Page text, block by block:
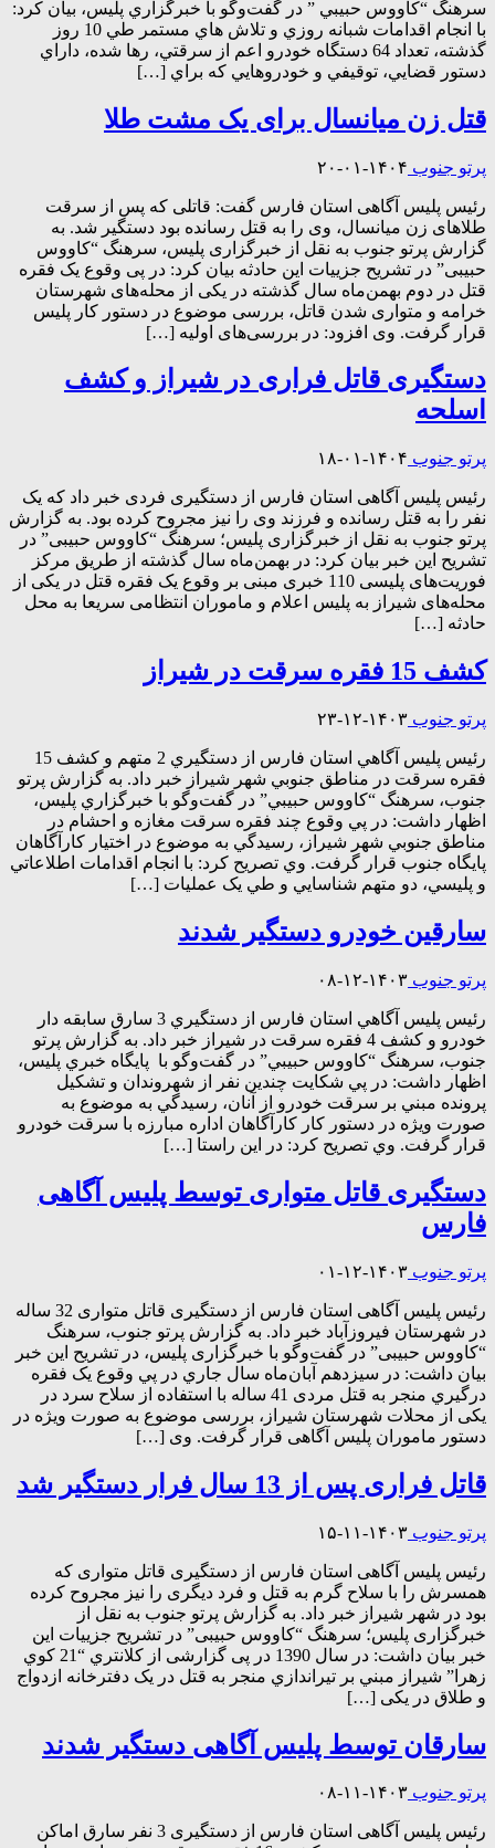
سرهنگ “کاووس حبيبي ” در گفت‌وگو با خبرگزاري پليس، بيان کرد:
با انجام اقدامات شبانه روزي و تلاش هاي مستمر طي 10 روز
گذشته، تعداد 64 دستگاه خودرو اعم از سرقتي، رها شده، داراي
دستور قضايي، توقيفي و خودروهايي که براي […]
قتل زن میانسال برای یک مشت طلا
پرتو جنوب ۱۴۰۴-۰۱-۲۰
رئیس پلیس آگاهی استان فارس گفت: قاتلی که پس از سرقت
طلاهای زن میانسال، وی را به قتل رسانده بود دستگیر شد. به
گزارش پرتو جنوب به نقل از خبرگزاری پلیس، سرهنگ “کاووس
حبیبی” در تشریح جزییات این حادثه بیان کرد: در پی وقوع یک فقره
قتل در دوم بهمن‌ماه سال گذشته در یکی از محله‌های شهرستان
خرامه و متواری شدن قاتل، بررسی موضوع در دستور کار پلیس
قرار گرفت. وی افزود: در بررسی‌های اولیه […]
دستگیری قاتل فراری در شیراز و کشف
اسلحه
پرتو جنوب ۱۴۰۴-۰۱-۱۸
رئیس پلیس آگاهی استان فارس از دستگیری فردی خبر داد که یک
نفر را به قتل رسانده و فرزند وی را نیز مجروح کرده بود. به گزارش
پرتو جنوب به نقل از خبرگزاری پلیس؛ سرهنگ “کاووس حبیبی” در
تشريح اين خبر بيان کرد: در بهمن‌ماه سال گذشته از طریق مرکز
فوریت‌های پلیسی 110 خبری مبنی بر وقوع یک فقره قتل در یکی از
محله‌های شیراز به پلیس اعلام و ماموران انتظامی سریعا به محل
حادثه […]
کشف 15 فقره سرقت در شيراز
پرتو جنوب ۱۴۰۳-۱۲-۲۳
رئيس پليس آگاهي استان فارس از دستگيري 2 متهم و کشف 15
فقره سرقت در مناطق جنوبي شهر شيراز خبر داد. به گزارش پرتو
جنوب، سرهنگ “کاووس حبيبي” در گفت‌وگو با خبرگزاري پليس،
اظهار داشت: در پي وقوع چند فقره سرقت مغازه و احشام در
مناطق جنوبي شهر شيراز، رسيدگي به موضوع در اختيار کارآگاهان
پايگاه جنوب قرار گرفت. وي تصريح کرد: با انجام اقدامات اطلاعاتي
و پليسي، دو متهم شناسايي و طي يک عمليات […]
سارقين خودرو دستگير شدند
پرتو جنوب ۱۴۰۳-۱۲-۰۸
رئيس پليس آگاهي استان فارس از دستگيري 3 سارق سابقه دار
خودرو و کشف 4 فقره سرقت در شيراز خبر داد. به گزارش پرتو
جنوب، سرهنگ “کاووس حبيبي” در گفت‌وگو با پايگاه خبري پليس،
اظهار داشت: در پي شکايت چندين نفر از شهروندان و تشکيل
پرونده مبني بر سرقت خودرو از آنان، رسيدگي به موضوع به
صورت ويژه در دستور کار کارآگاهان اداره مبارزه با سرقت خودرو
قرار گرفت. وي تصريح کرد: در اين راستا […]
دستگیری قاتل متواری توسط پلیس آگاهی
فارس
پرتو جنوب ۱۴۰۳-۱۲-۰۱
رئیس پلیس آگاهی استان فارس از دستگیری قاتل متواری 32 ساله
در شهرستان فیروزآباد خبر داد. به گزارش پرتو جنوب، سرهنگ
“کاووس حبیبی” در گفت‌وگو با خبرگزاری پلیس، در تشریح این خبر
بیان داشت: در سیزدهم آبان‌ماه سال جاري در پي وقوع یک فقره
درگيري منجر به قتل مردی 41 ساله با استفاده از سلاح سرد در
یکی از محلات شهرستان شیراز، بررسی موضوع به صورت ویژه در
دستور ماموران پلیس آگاهی قرار گرفت. وی […]
قاتل فراری پس از 13 سال فرار دستگیر شد
پرتو جنوب ۱۴۰۳-۱۱-۱۵
رئیس پلیس آگاهی استان فارس از دستگیری قاتل متواری که
همسرش را با سلاح گرم به قتل و فرد دیگری را نیز مجروح کرده
بود در شهر شیراز خبر داد. به گزارش پرتو جنوب به نقل از
خبرگزاری پلیس؛ سرهنگ “کاووس حبیبی” در تشریح جزییات این
خبر بیان داشت: در سال 1390 در پی گزارشی از کلانتري “21 کوي
زهرا” شیراز مبني بر تيراندازي منجر به قتل در یک دفترخانه ازدواج
و طلاق در یکی […]
سارقان توسط پلیس آگاهی دستگیر شدند
پرتو جنوب ۱۴۰۳-۱۱-۰۸
رئیس پلیس آگاهی استان فارس از دستگیری 3 نفر سارق اماکن